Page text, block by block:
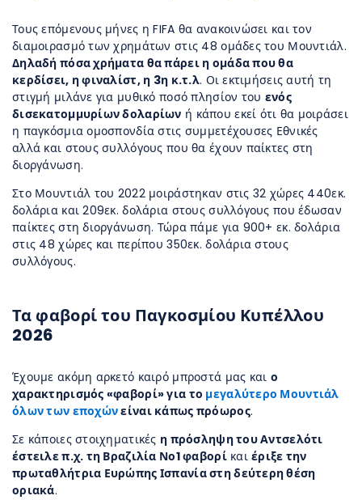
Τους επόμενους μήνες η FIFA θα ανακοινώσει και τον
διαμοιρασμό των χρημάτων στις 48 ομάδες του Μουντιάλ.
Δηλαδή πόσα χρήματα θα πάρει η ομάδα που θα
κερδίσει, η φιναλίστ, η 3η κ.τ.λ. Οι εκτιμήσεις αυτή τη
στιγμή μιλάνε για μυθικό ποσό πλησίον του ενός
δισεκατομμυρίων δολαρίων ή κάπου εκεί ότι θα μοιράσει
η παγκόσμια ομοσπονδία στις συμμετέχουσες Εθνικές
αλλά και στους συλλόγους που θα έχουν παίκτες στη
διοργάνωση.
Στο Μουντιάλ του 2022 μοιράστηκαν στις 32 χώρες 440εκ.
δολάρια και 209εκ. δολάρια στους συλλόγους που έδωσαν
παίκτες στη διοργάνωση. Τώρα πάμε για 900+ εκ. δολάρια
στις 48 χώρες και περίπου 350εκ. δολάρια στους
συλλόγους.
Τα φαβορί του Παγκοσμίου Κυπέλλου
2026
Έχουμε ακόμη αρκετό καιρό μπροστά μας και ο
χαρακτηρισμός «φαβορί» για το μεγαλύτερο Μουντιάλ
όλων των εποχώνείναι κάπως πρόωρος.
Σε κάποιες στοιχηματικές η πρόσληψη του Αντσελότι
έστειλε π.χ. τη Βραζιλία Νο1 φαβορίκαιέριξε την
πρωταθλήτρια Ευρώπης Ισπανία στη δεύτερη θέση
οριακά.